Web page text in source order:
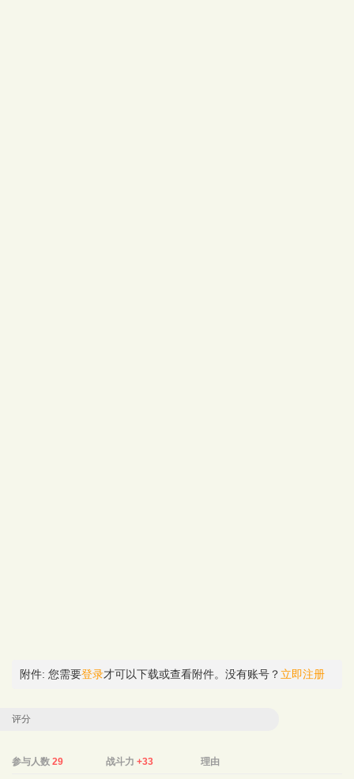
附件: 您需要登录才可以下载或查看附件。没有账号？ 立即注册
评分
参与人数 29 战斗力+33 理由